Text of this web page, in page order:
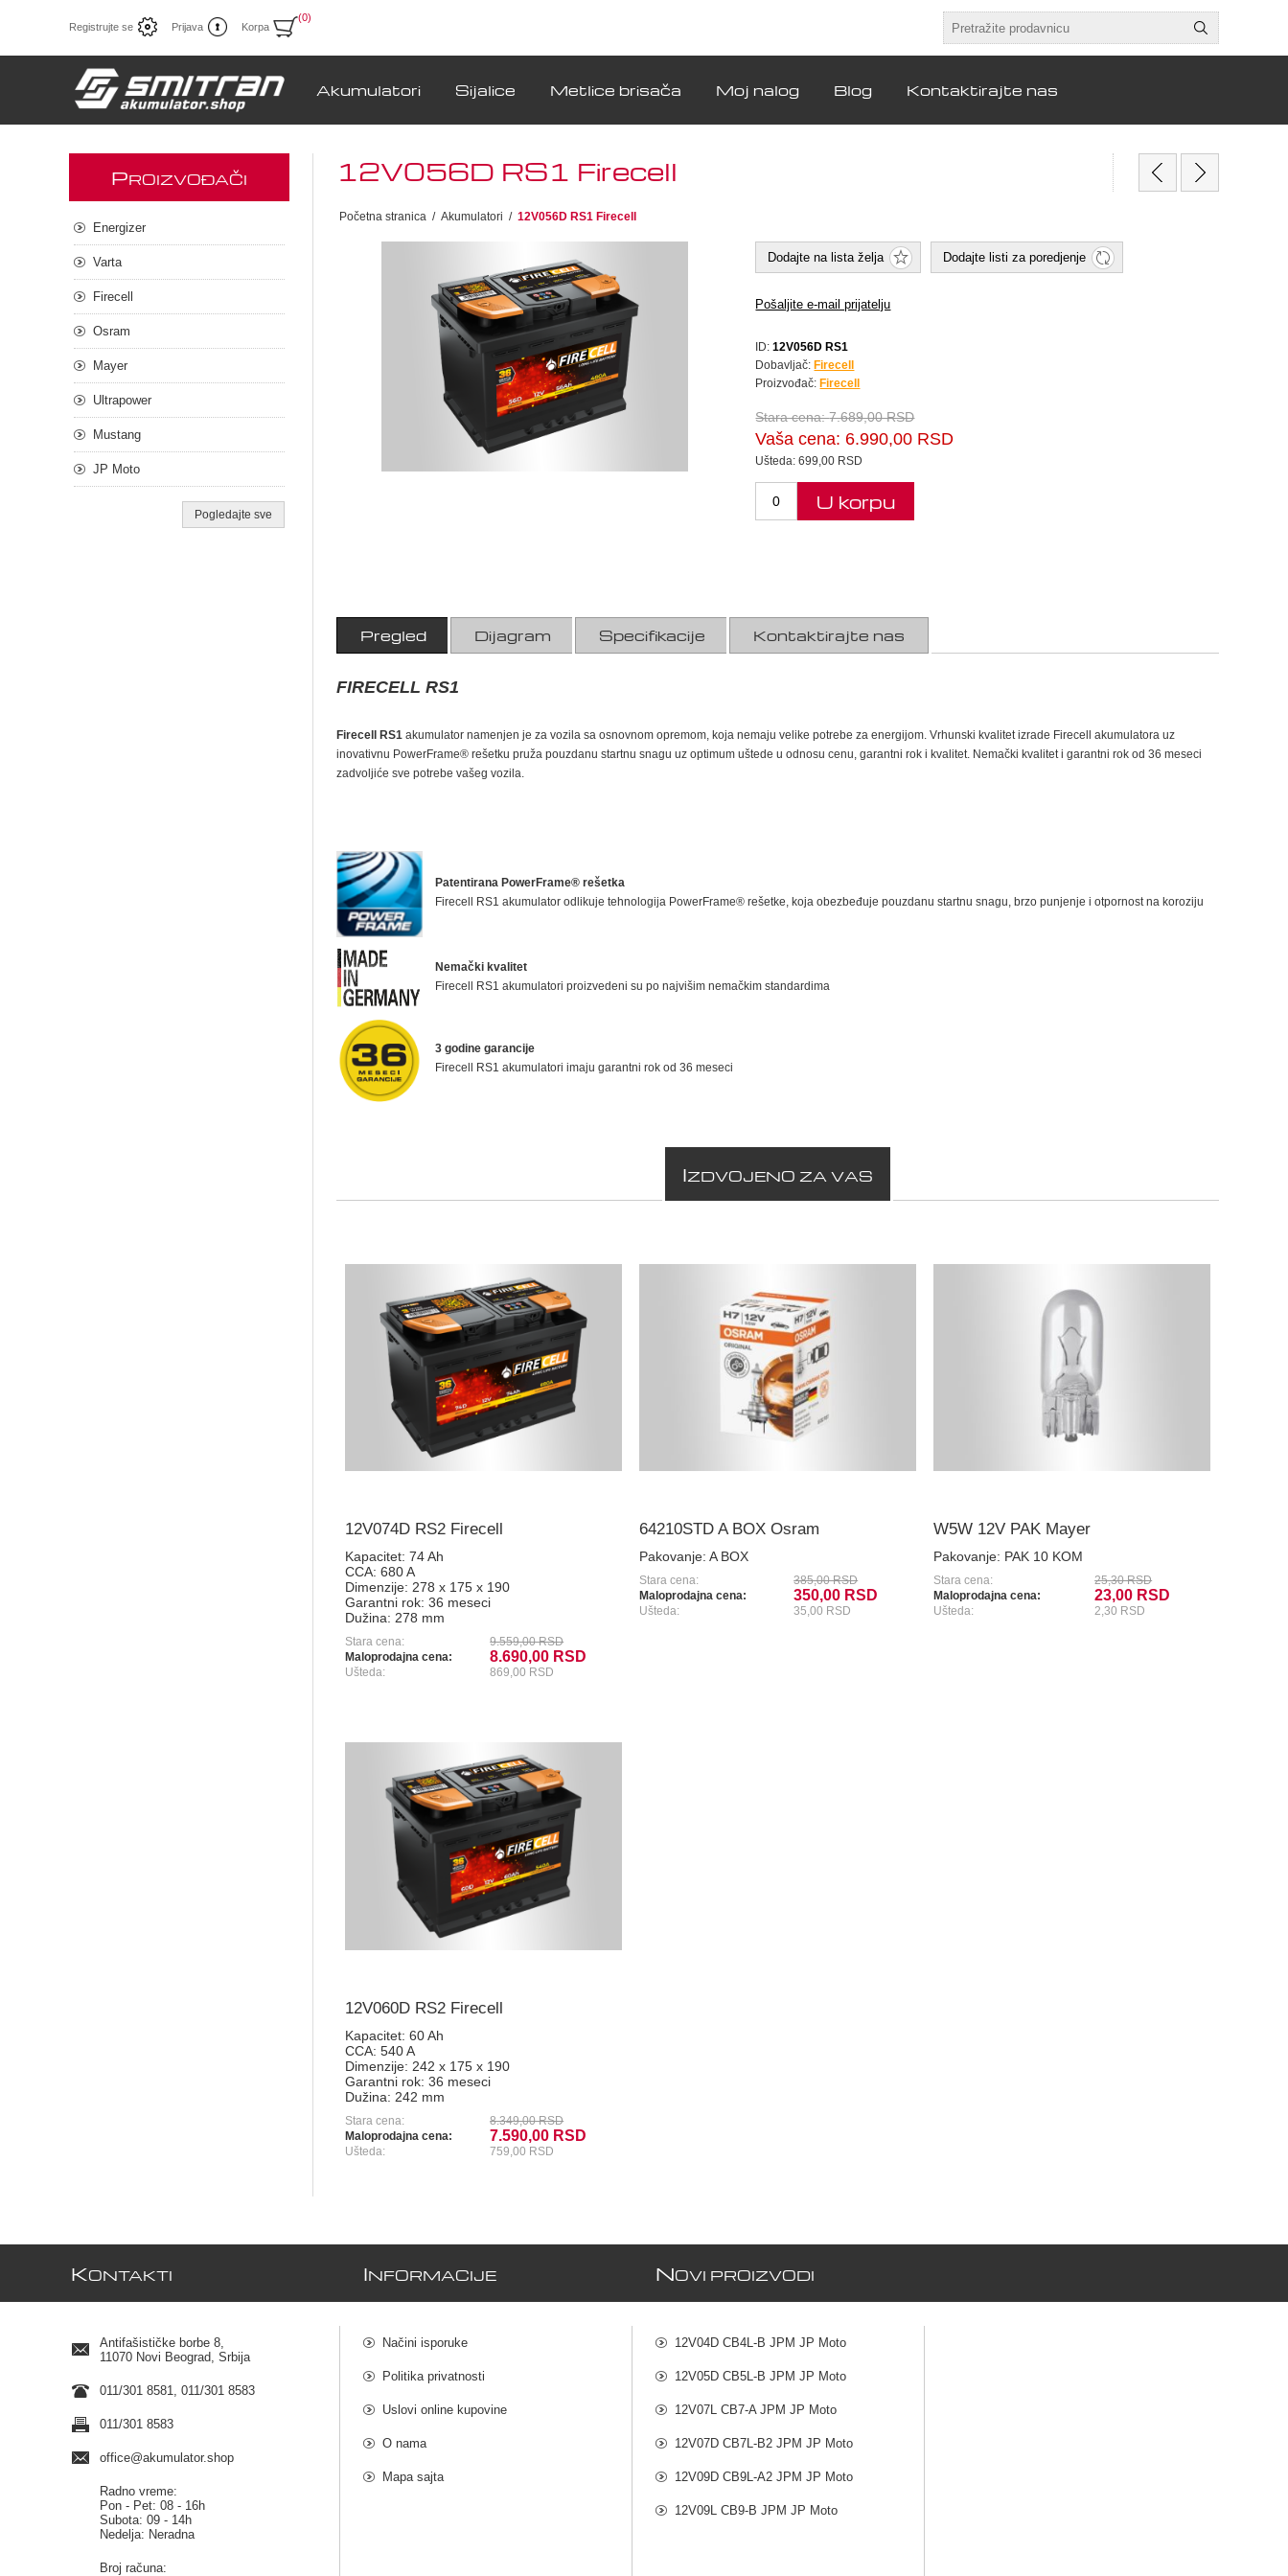
Registrujte se Prijava Korpa
(0)
Akumulatori Sijalice Metlice brisača Moj nalog Blog Kontaktirajte nas
12V056D RS1 Firecell
Početna stranica / Akumulatori / 12V056D RS1 Firecell
Dodajte na lista želja Dodajte listi za poredjenje
Pošaljite e-mail prijatelju
ID: 12V056D RS1
Dobavljač: Firecell
Proizvođač: Firecell
Stara cena:7.689,00 RSD
Vaša cena: 6.990,00 RSD
Ušteda:699,00 RSD
U korpu
Pregled Dijagram Specifikacije Kontaktirajte nas
FIRECELL RS1
Firecell RS1 akumulator namenjen je za vozila sa osnovnom opremom, koja nemaju velike potrebe za energijom. Vrhunski kvalitet izrade Firecell akumulatora uz
inovativnu PowerFrame® rešetku pruža pouzdanu startnu snagu uz optimum uštede u odnosu cenu, garantni rok i kvalitet. Nemački kvalitet i garantni rok od 36 meseci
zadvoljiće sve potrebe vašeg vozila.
Patentirana PowerFrame® rešetka
Firecell RS1 akumulator odlikuje tehnologija PowerFrame® rešetke, koja obezbeđuje pouzdanu startnu snagu, brzo punjenje i otpornost na koroziju
Nemački kvalitet
Firecell RS1 akumulatori proizvedeni su po najvišim nemačkim standardima
3 godine garancije
Firecell RS1 akumulatori imaju garantni rok od 36 meseci
IZDVOJENO ZA VAS
12V074D RS2 Firecell
Kapacitet:74 Ah
CCA:680 A
Dimenzije:278 x 175 x 190
Garantni rok:36 meseci
Dužina:278 mm
Stara cena:
9.559,00 RSD
Maloprodajna cena:
8.690,00 RSD
Ušteda: 869,00 RSD
64210STD A BOX Osram
Pakovanje:A BOX
Stara cena:
385,00 RSD
Maloprodajna cena:
350,00 RSD
Ušteda: 35,00 RSD
W5W 12V PAK Mayer
Pakovanje: PAK 10 KOM
Stara cena:
25,30 RSD
Maloprodajna cena:
23,00 RSD
Ušteda: 2,30 RSD
12V060D RS2 Firecell
Kapacitet:60 Ah
CCA:540 A
Dimenzije: 242 x 175 x 190
Garantni rok:36 meseci
Dužina: 242 mm
Stara cena:
8.349,00 RSD
Maloprodajna cena:
7.590,00 RSD
Ušteda: 759,00 RSD
PROIZVOĐAČI
Energizer
Varta
Firecell
Osram
Mayer
Ultrapower
Mustang
JP Moto
Pogledajte sve
KONTAKTI
Antifašističke borbe 8,
11070 Novi Beograd, Srbija
011/301 8581, 011/301 8583
011/301 8583
office@akumulator.shop
Radno vreme:
Pon - Pet: 08 - 16h
Subota: 09 - 14h
Nedelja: Neradna
Broj računa:
INFORMACIJE
Načini isporuke
Politika privatnosti
Uslovi online kupovine
O nama
Mapa sajta
NOVI PROIZVODI
12V04D CB4L-B JPM JP Moto
12V05D CB5L-B JPM JP Moto
12V07L CB7-A JPM JP Moto
12V07D CB7L-B2 JPM JP Moto
12V09D CB9L-A2 JPM JP Moto
12V09L CB9-B JPM JP Moto